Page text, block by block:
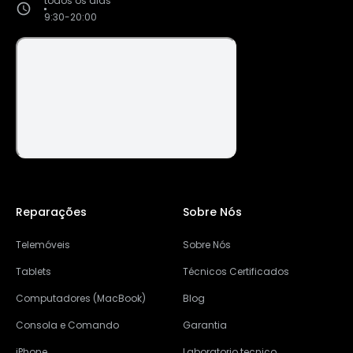
9:30-20:00
Reparações
Telemóveis
Tablets
Computadores (MacBook)
Consola e Comando
Sobre Nós
Sobre Nós
Técnicos Certificados
Blog
Garantia